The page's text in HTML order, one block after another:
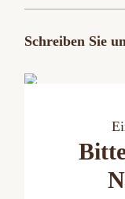
Schreiben Sie